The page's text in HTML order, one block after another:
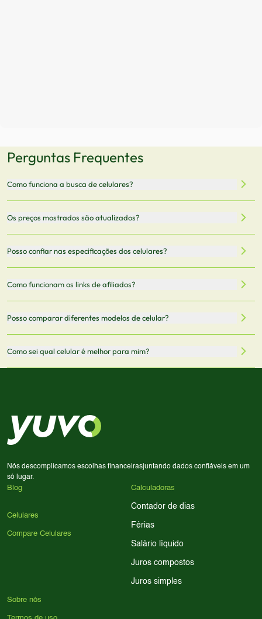
Perguntas Frequentes
Como funciona a busca de celulares?
armazenamento, memória RAM, bateria e conectividade
5G.
Os preços mostrados são atualizados?
vendedor antes de finalizar sua compra.
Posso confiar nas especificações dos celulares?
informações mais recentes de cada modelo.
Como funcionam os links de afiliados?
comissão sem custo adicional para você.
Posso comparar diferentes modelos de celular?
Sim! Você pode selecionar até 3 celulares para comparar
Como sei qual celular é melhor para mim?
processador e bateria são essenciais. Use nossos filtros
para encontrar o celular ideal.
Nós descomplicamos escolhas financeirasjuntando dados confiáveis em um
só lugar.
Blog
Celulares
Compare Celulares
Calculadoras
Contador de dias
Férias
Salário líquido
Juros compostos
Juros simples
Sobre nós